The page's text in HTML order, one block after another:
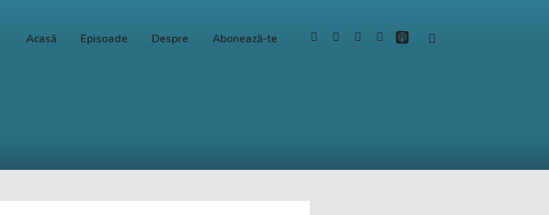
Acasă Episoade Despre Abonează-te